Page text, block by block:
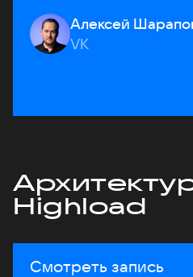
Алексей
VK
Highload
Смотреть запись